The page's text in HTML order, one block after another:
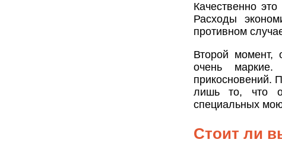
Качественно
Расходы
противном
Второй момент,
очень
прикосновений.
лишь то, что
специальных
Стоит ли